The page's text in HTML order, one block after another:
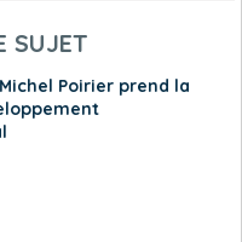
SUJET
Poirier prend la